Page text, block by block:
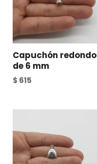
Capuchón redondo
de 6 mm
$ 615